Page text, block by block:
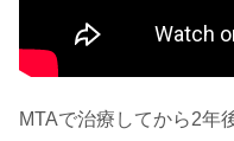
MTAで治療してから2年